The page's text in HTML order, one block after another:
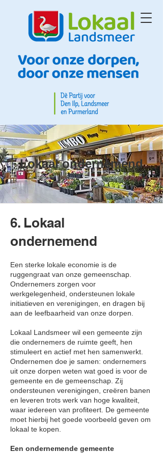
Lokaal ondernemend
6. Lokaal
ondernemend
Een sterke lokale economie is de
ruggengraat van onze gemeenschap.
Ondernemers zorgen voor
werkgelegenheid, ondersteunen lokale
initiatieven en verenigingen, en dragen bij
aan de leefbaarheid van onze dorpen.
Lokaal Landsmeer wil een gemeente zijn
die ondernemers de ruimte geeft, hen
stimuleert en actief met hen samenwerkt.
Ondernemen doe je samen: ondernemers
uit onze dorpen weten wat goed is voor de
gemeente en de gemeenschap. Zij
ondersteunen verenigingen, creëren banen
en leveren trots werk van hoge kwaliteit,
waar iedereen van profiteert. De gemeente
moet hierbij het goede voorbeeld geven om
lokaal te kopen.
Een ondernemende gemeente